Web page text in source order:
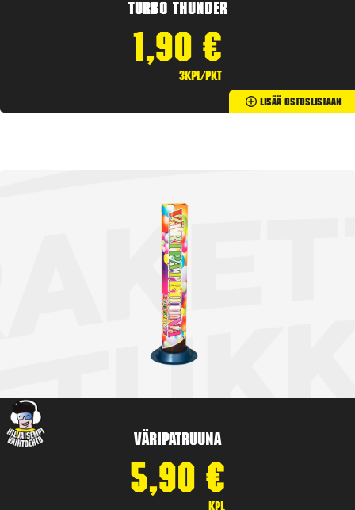
Turbo Thunder
1,90 €
3kpl/pkt
Lisää Ostoslistaan
Väripatruuna
5,90 €